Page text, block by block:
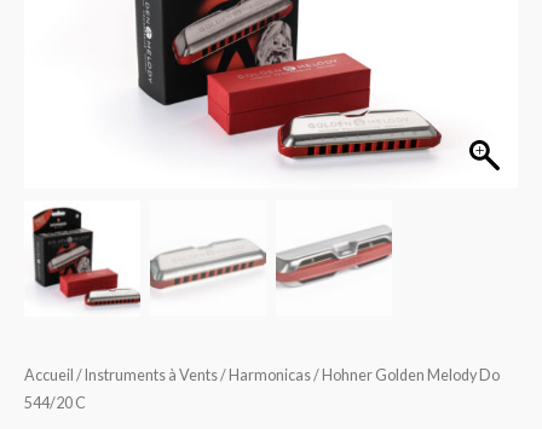
Accueil / Instruments à Vents/ Harmonicas/ Hohner Golden Melody Do
544/20 C